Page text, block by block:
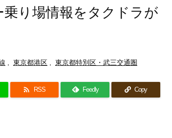
乗り場情報をタクドラが
東京都港区 東京都特別区・武三交通圏
 RSS Feedly Copy